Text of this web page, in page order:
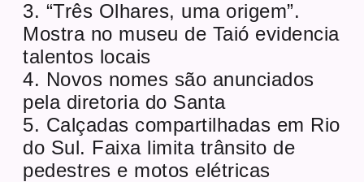
3. “Três Olhares, uma origem”.
Mostra no museu de Taió evidencia
talentos locais
4. Novos nomes são anunciados
pela diretoria do Santa
5. Calçadas compartilhadas em Rio
do Sul. Faixa limita trânsito de
pedestres e motos elétricas